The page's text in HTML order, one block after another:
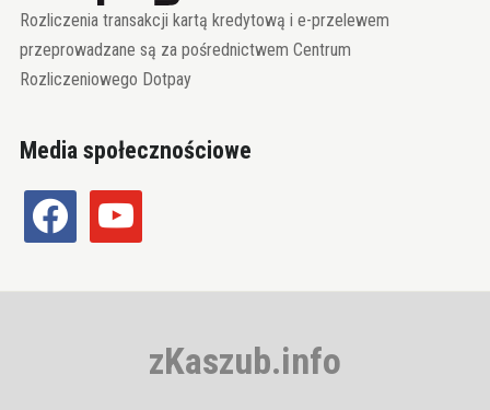
Rozliczenia transakcji kartą kredytową i e-przelewem
przeprowadzane są za pośrednictwem Centrum
Rozliczeniowego Dotpay
Media społecznościowe
facebook youtube
zKaszub.info